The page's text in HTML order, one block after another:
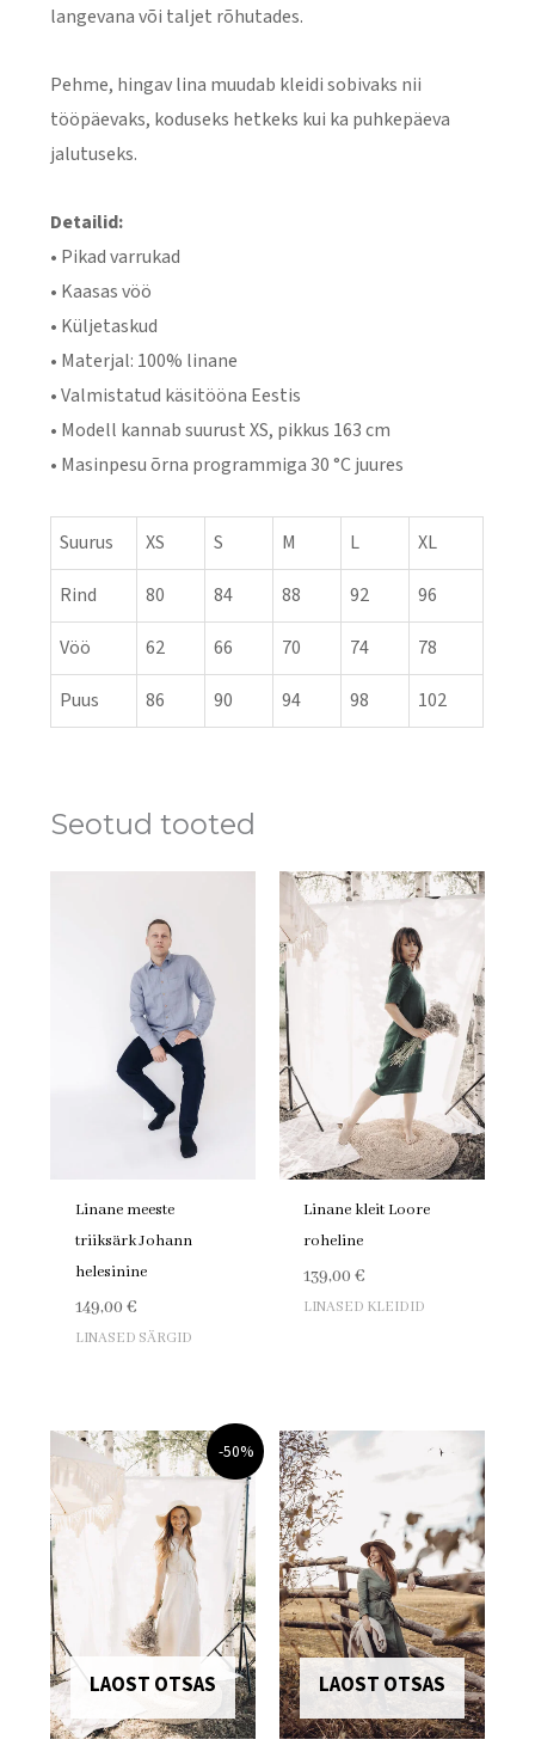
langevana või taljet rõhutades.
Pehme, hingav lina muudab kleidi sobivaks nii
tööpäevaks, koduseks hetkeks kui ka puhkepäeva
jalutuseks.
Detailid:
• Pikad varrukad
• Kaasas vöö
• Küljetaskud
• Materjal: 100% linane
• Valmistatud käsitööna Eestis
• Modell kannab suurust XS, pikkus 163 cm
• Masinpesu õrna programmiga 30 °C juures
Suurus XS S M L
XL
Rind
80 84 88 92
96
Vöö
62 66 70 74
78
Puus
86 90 94 98 102
Seotud tooted
Linane meeste
triiksärk Johann
helesinine
149,00 €
LINASED SÄRGID
Linane kleit Loore
roheline
139,00€
LINASED KLEIDID
-50%
LAOST OTSAS
Algne
hind
oli:
149,00 €.
Praegune
hind
on:
74,00 €.
LAOST OTSAS